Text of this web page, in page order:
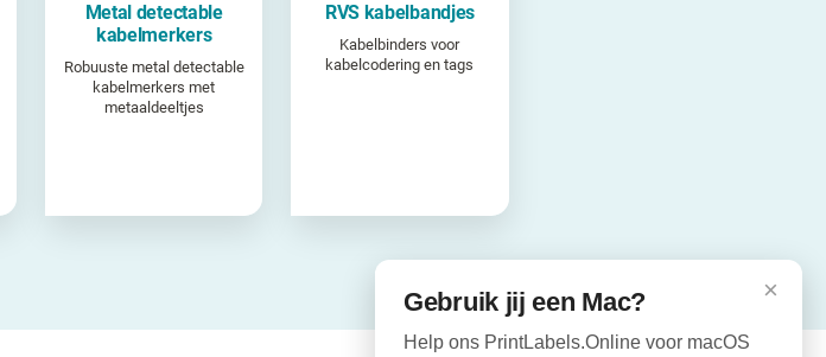
Metal detectable
kabelmerkers
Robuuste metal detectable
kabelmerkers met
metaaldeeltjes
RVS kabelbandjes
Kabelbinders voor
kabelcodering en tags
×
Gebruik jij een Mac?
Help ons PrintLabels.Online voor macOS